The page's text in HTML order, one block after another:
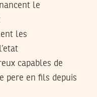
le
les
capables de
pere en fils depuis